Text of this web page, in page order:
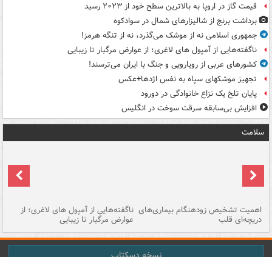
قیمت گاز در اروپا به بالاترین سطح خود از ۲۰۲۳ رسید
برداشت برنج از شالیزارهای شمال در سوادکوه
جمهوری اسلامی نه از موشک می‌گذرد، نه از تنگه هرمز!
ناگفته‌هایی از آمپول های لاغری؛ از عوارض مرگبار تا زیبایی
کشورهای عربی از رویارویی و جنگ با ایران می‌ترسند!
تجهیز موشکهای سپاه به نفس اژدها+عکس
پایان تلخ یک نزاع خانوادگی در دورود
افزایش بی‌سابقه سرقت سوخت در انگلیس
سلامت
اهمیت تشخیص زودهنگام بیماری‌های
دریچه‌ای قلب
ناگفته‌هایی از آمپول های لاغری؛ از
عوارض مرگبار تا زیبایی